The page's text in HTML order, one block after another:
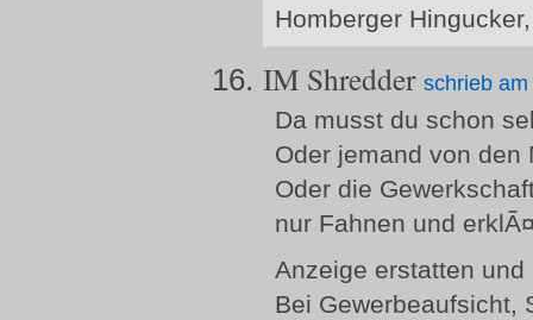
Homberger
IM Shredder schrieb
Da musst du schon
Oder jemand von den
Oder die
nur Fahnen und
Anzeige erstatten
Bei Gewerbeaufsicht,